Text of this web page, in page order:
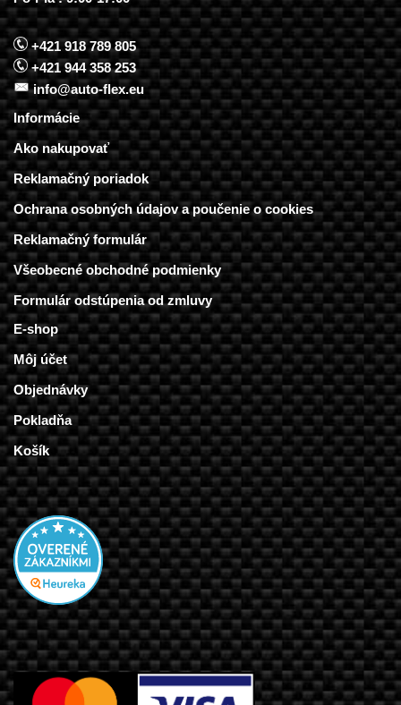
+421 918 789 805
+421 944 358 253
info@auto-flex.eu
Informácie
Ako nakupovať
Reklamačný poriadok
Ochrana osobných údajov a poučenie o cookies
Reklamačný formulár
Všeobecné obchodné podmienky
Formulár odstúpenia od zmluvy
E-shop
Môj účet
Objednávky
Pokladňa
Košík